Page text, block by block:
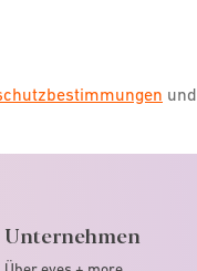
und
Unternehmen